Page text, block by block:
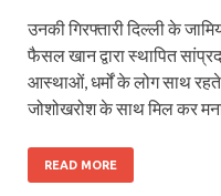
उनकी गिरफ्तारी दिल्ली के
फैसल खान द्वारा स्थापित
आस्थाओं, धर्मों के लोग साथ
जोशोखरोश के साथ मिल कर
READ MORE